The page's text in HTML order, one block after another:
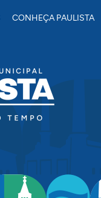
CONHEÇA PAULISTA